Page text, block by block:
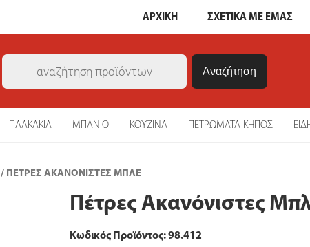
ΑΡΧΙΚΗ ΣΧΕΤΙΚΑ ΜΕ ΕΜΑΣ
search
ΠΛΑΚΑΚΙΑ ΜΠΑΝΙΟ ΚΟΥΖΙΝΑ ΠΕΤΡΩΜΑΤΑ-ΚΗΠΟΣ
/ ΠΈΤΡΕΣ ΑΚΑΝΌΝΙΣΤΕΣ ΜΠΛΈ
Πέτρες Ακανόνιστες
Κωδικός Προϊόντος: 98.412